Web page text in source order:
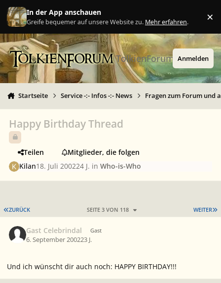
Zu Inhalt springen
In der App anschauen
Greife bequemer auf unsere Website zu. Mehr erfahren. ×
TolkienForum Anmelden
Startseite Service -:- Infos -:- News Fragen zum Forum und
Happy Birthday Thread
Teilen
Mitglieder, die folgen
Kilan18. Juli 200224 J. inWho-is-Who
ERSTE SEITE
ZURÜCK WEITER
SEITE 3 VON 118
Gast Celebrindal Gast
6. September 200223 J.
Und ich wünscht dir auch noch: HAPPY BIRTHDAY!!!